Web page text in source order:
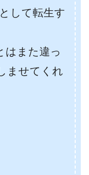
して転生す
はまた違っ
ませてくれ